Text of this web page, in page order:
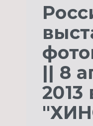
|| 8
2013